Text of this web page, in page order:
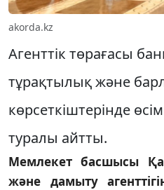
akorda.kz
Агенттік төрағасы
тұрақтылық және
көрсеткіштерінде
туралы айтты.
Мемлекет басшысы
және дамыту